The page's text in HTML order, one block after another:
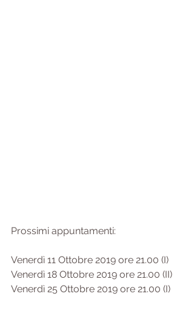
Prossimi appuntamenti:
Venerdì 11 Ottobre 2019 ore 21.00 (I)
Venerdì 18 Ottobre 2019 ore 21.00 (II)
Venerdì 25 Ottobre 2019 ore 21.00 (I)